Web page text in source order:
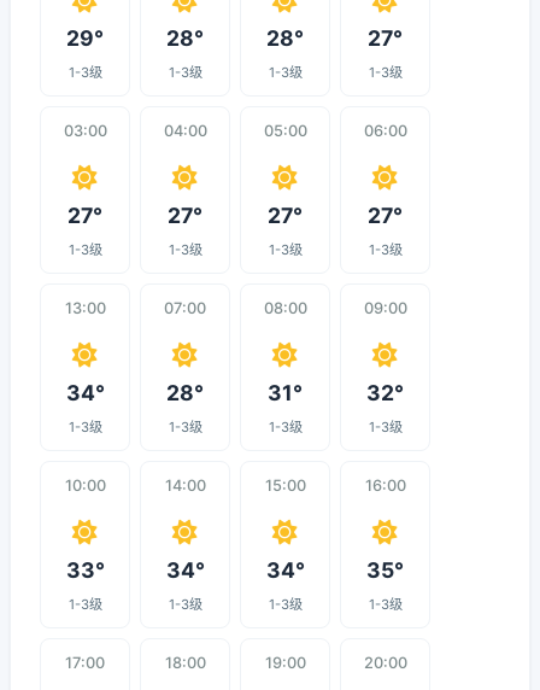
29°
1-3级
28°
1-3级
28°
1-3级
27°
1-3级
03:00
27°
1-3级
04:00
27°
1-3级
05:00
27°
1-3级
06:00
27°
1-3级
13:00
34°
1-3级
07:00
28°
1-3级
08:00
31°
1-3级
09:00
32°
1-3级
10:00
33°
1-3级
14:00
34°
1-3级
15:00
34°
1-3级
16:00
35°
1-3级
17:00 18:00 19:00 20:00